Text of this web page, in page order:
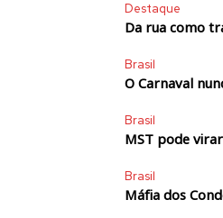
Destaque
Da rua como
Brasil
O Carnaval
Brasil
MST pode
Brasil
Máfia dos